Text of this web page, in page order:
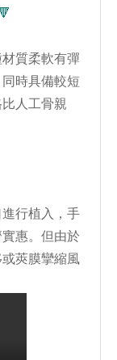
質柔軟有彈
時具備較短
人工骨親
行植入，手
惠。但由於
莢膜攣縮風